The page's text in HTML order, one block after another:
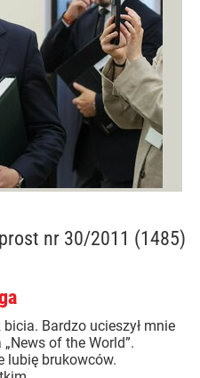
nr 30/2011 (1485)
Bardzo ucieszył mnie
of the World”.
lubię brukowców.